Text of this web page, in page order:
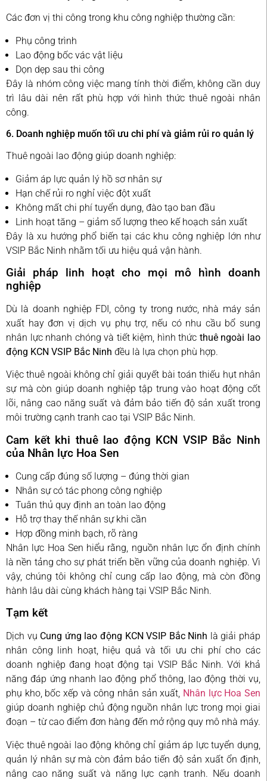
Các đơn vị thi công trong khu công nghiệp thường cần:
Phụ công trình
Lao động bốc vác vật liệu
Dọn dẹp sau thi công
Đây là nhóm công việc mang tính thời điểm, không cần duy
trì lâu dài nên rất phù hợp với hình thức thuê ngoài nhân
công.
6. Doanh nghiệp muốn tối ưu chi phí và giảm rủi ro quản lý
Thuê ngoài lao động giúp doanh nghiệp:
Giảm áp lực quản lý hồ sơ nhân sự
Hạn chế rủi ro nghỉ việc đột xuất
Không mất chi phí tuyển dụng, đào tạo ban đầu
Linh hoạt tăng – giảm số lượng theo kế hoạch sản xuất
Đây là xu hướng phổ biến tại các khu công nghiệp lớn như
VSIP Bắc Ninh nhằm tối ưu hiệu quả vận hành.
Giải pháp linh hoạt cho mọi mô hình doanh
nghiệp
Dù là doanh nghiệp FDI, công ty trong nước, nhà máy sản
xuất hay đơn vị dịch vụ phụ trợ, nếu có nhu cầu bổ sung
nhân lực nhanh chóng và tiết kiệm, hình thức thuê ngoài lao
động KCN VSIP Bắc Ninh đều là lựa chọn phù hợp.
Việc thuê ngoài không chỉ giải quyết bài toán thiếu hụt nhân
sự mà còn giúp doanh nghiệp tập trung vào hoạt động cốt
lõi, nâng cao năng suất và đảm bảo tiến độ sản xuất trong
môi trường cạnh tranh cao tại VSIP Bắc Ninh.
Cam kết khi thuê lao động KCN VSIP Bắc Ninh
của Nhân lực Hoa Sen
Cung cấp đúng số lượng – đúng thời gian
Nhân sự có tác phong công nghiệp
Tuân thủ quy định an toàn lao động
Hỗ trợ thay thế nhân sự khi cần
Hợp đồng minh bạch, rõ ràng
Nhân lực Hoa Sen hiểu rằng, nguồn nhân lực ổn định chính
là nền tảng cho sự phát triển bền vững của doanh nghiệp. Vì
vậy, chúng tôi không chỉ cung cấp lao động, mà còn đồng
hành lâu dài cùng khách hàng tại VSIP Bắc Ninh.
Tạm kết
Dịch vụ Cung ứng lao động KCN VSIP Bắc Ninh là giải pháp
nhân công linh hoạt, hiệu quả và tối ưu chi phí cho các
doanh nghiệp đang hoạt động tại VSIP Bắc Ninh. Với khả
năng đáp ứng nhanh lao động phổ thông, lao động thời vụ,
phụ kho, bốc xếp và công nhân sản xuất, Nhân lực Hoa Sen
giúp doanh nghiệp chủ động nguồn nhân lực trong mọi giai
đoạn – từ cao điểm đơn hàng đến mở rộng quy mô nhà máy.
Việc thuê ngoài lao động không chỉ giảm áp lực tuyển dụng,
quản lý nhân sự mà còn đảm bảo tiến độ sản xuất ổn định,
nâng cao năng suất và năng lực cạnh tranh. Nếu doanh